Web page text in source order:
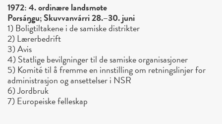
1972: 4. ordinære landsmøte
Porsáŋgu; Skuvvanvárri 28.–30. juni
1) Boligtiltakene i de samiske distrikter
2) Lærerbedrift
3) Avis
4) Statlige bevilgninger til de samiske organisasjoner
5) Komité til å fremme en innstilling om retningslinjer for
administrasjon og ansettelser i NSR
6) Jordbruk
7) Europeiske felleskap